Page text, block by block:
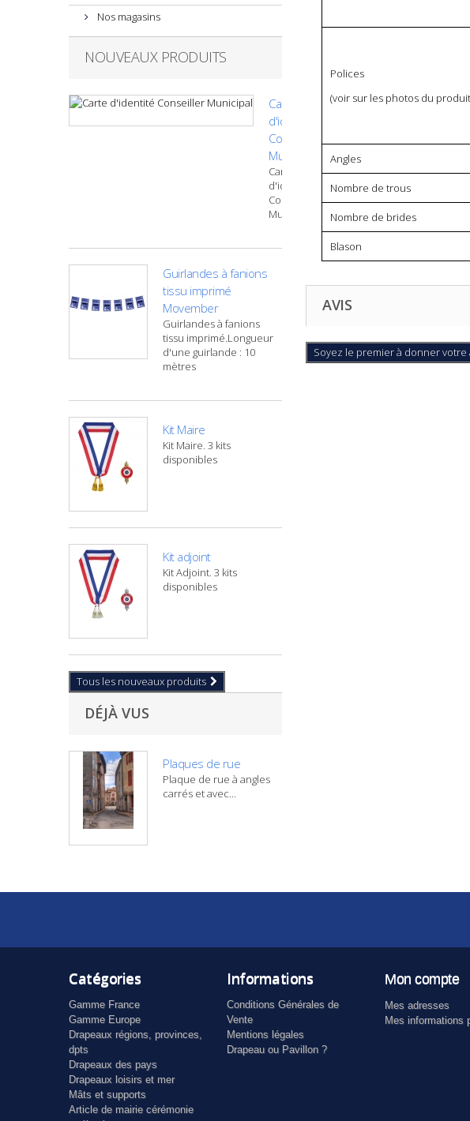
Nos magasins
NOUVEAUX PRODUITS
Carte
d'identité
Conseiller
Municipal
Carte
d'identité
Conseiller
Municipal
Guirlandes à fanions
tissu imprimé
Movember
Guirlandes à fanions
tissu imprimé.Longueur
d'une guirlande : 10
mètres
Kit Maire
Kit Maire. 3 kits
disponibles
Kit adjoint
Kit Adjoint. 3 kits
disponibles
Tous les nouveaux produits
DÉJÀ VUS
Plaques de rue
Plaque de rue à angles
carrés et avec...
Polices
(voir sur les photos du
Angles
Nombre de trous
Nombre de brides
Blason
AVIS
Soyez le premier à donner votre
Catégories
Gamme France
Gamme Europe
Drapeaux régions, provinces,
dpts
Drapeaux des pays
Drapeaux loisirs et mer
Mâts et supports
Article de mairie cérémonie
Informations
Conditions Générales de
Vente
Mentions légales
Drapeau ou Pavillon ?
Mon compte
Mes adresses
Mes informations